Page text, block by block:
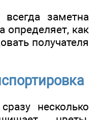
заметна
определяет, как
получателя
несколько